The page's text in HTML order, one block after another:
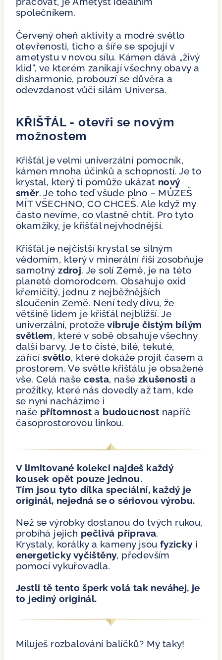
společníkem.
Červený oheň aktivity a modré světlo
otevřenosti, ticho a šíře se spojují v
ametystu v novou sílu. Kámen dává „živý
klid“, ve kterém zanikají všechny obavy a
disharmonie, probouzí se důvěra a
odevzdanost vůči silám Universa.
KŘIŠŤÁL - otevři se novým
možnostem
Křišťál je velmi univerzální pomocník,
kámen mnoha účinků a schopností. Je to
krystal, který ti pomůže ukázat nový
směr. Je toho teď všude plno – MŮŽEŠ
MÍT VŠECHNO, CO CHCEŠ. Ale když my
často nevíme, co vlastně chtít. Pro tyto
okamžiky, je křišťál nejvhodnější.
Křišťál je nejčistší krystal se silným
vědomím, který v minerální říši zosobňuje
samotnýzdroj. Je solí Země, je na této
planetě domorodcem. Obsahuje oxid
křemičitý, jednu z nejběžnějších
sloučenin Země. Není tedy divu, že
většině lidem je křišťál nejbližší. Je
univerzální, protoževibruje čistým bílým
světlem, které v sobě obsahuje všechny
další barvy. Je to čisté, bílé, tekuté,
zářící světlo, které dokáže projít časem a
prostorem. Ve světle křišťálu je obsažené
vše. Celá našecesta, naše zkušenosti a
prožitky, které nás dovedly až tam, kde
se nyní nacházíme i
naše přítomnost a budoucnost napříč
časoprostorovou linkou.
V limitované kolekci najdeš každý
kousek opět pouze jednou.
Tím jsou tyto dílka speciální, každý je
originál, nejedná se o sériovou výrobu.
Než se výrobky dostanou do tvých rukou,
probíhá jejich pečlivá příprava.
Krystaly, korálky a kameny jsou fyzicky i
energeticky vyčištěny, především
pomocí vykuřovadla.
Jestli tě tento šperk volá tak neváhej, je
to jediný originál.
Miluješ rozbalování balíčků? My taky!